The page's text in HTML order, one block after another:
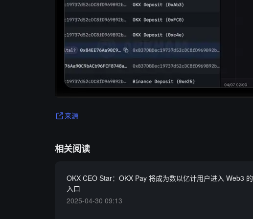
来源
相关阅读
OKX CEO Star：OKX Pay 将成为数以亿计用户进入 Web3 的
入口
2025-04-30 09:13